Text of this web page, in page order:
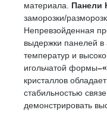
материала. Панели
заморозки/
Непревзойденная
выдержки панелей в
температур и
игольчатой формы–«
кристаллов
стабильностью
демонстрировать